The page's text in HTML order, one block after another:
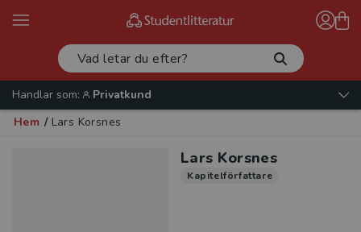
Handlar som:
Privatkund
Hem / Lars Korsnes
Lars Korsnes
Kapitelförfattare